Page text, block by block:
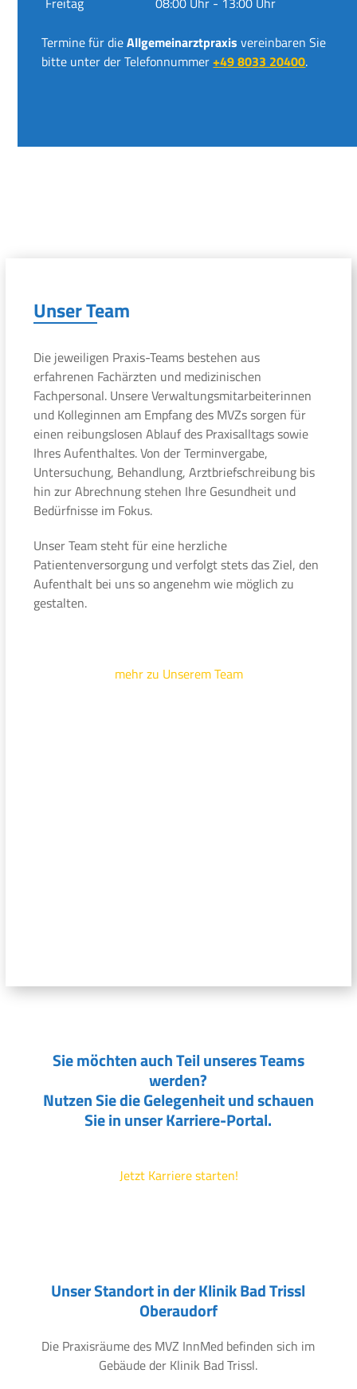
Termine für dieAllgemeinarztpraxis vereinbaren Sie
bitte unter der Telefonnummer+49 8033 20400.
Unser Team
Die jeweiligen Praxis-Teams bestehen aus
erfahrenen Fachärzten und medizinischen
Fachpersonal. Unsere Verwaltungsmitarbeiterinnen
und Kolleginnen am Empfang des MVZs sorgen für
einen reibungslosen Ablauf des Praxisalltags sowie
Ihres Aufenthaltes. Von der Terminvergabe,
Untersuchung, Behandlung, Arztbriefschreibung bis
hin zur Abrechnung stehen Ihre Gesundheit und
Bedürfnisse im Fokus.
Unser Team steht für eine herzliche
Patientenversorgung und verfolgt stets das Ziel, den
Aufenthalt bei uns so angenehm wie möglich zu
gestalten.
mehr zu Unserem Team
Sie möchten auch Teil unseres Teams
werden?
Nutzen Sie die Gelegenheit und schauen
Sie in unser Karriere-Portal.
Jetzt Karriere starten!
Unser Standort in der Klinik Bad Trissl
Oberaudorf
Die Praxisräume des MVZ InnMed befinden sich im
Gebäude der Klinik Bad Trissl.